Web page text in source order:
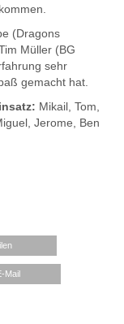
(Dragons
Müller (BG
sehr
gemacht hat.
Mikail, Tom,
Jerome, Ben
Mail